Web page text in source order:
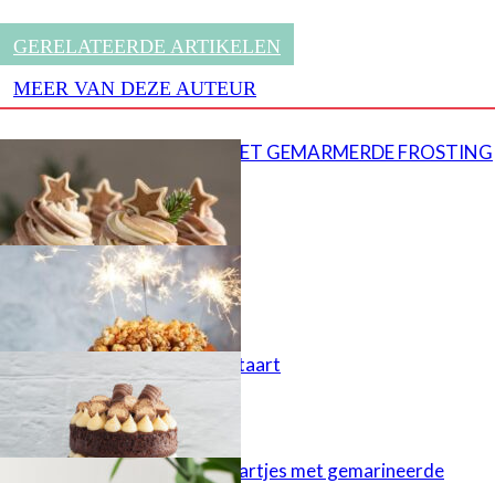
GERELATEERDE ARTIKELEN
MEER VAN DEZE AUTEUR
CUPCAKES MET GEMARMERDE FROSTING
Popcorn taart
Kinder Bueno taart
Cheesecaketaartjes met gemarineerde